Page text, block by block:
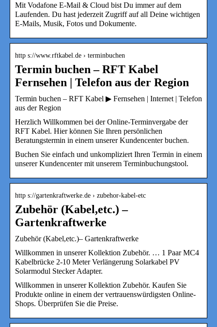
Mit Vodafone E-Mail & Cloud bist Du immer auf dem
Laufenden. Du hast jederzeit Zugriff auf all Deine wichtigen
E-Mails, Musik, Fotos und Dokumente.
http s://www.rftkabel.de › terminbuchen
Termin buchen – RFT Kabel
Fernsehen | Telefon aus der Region
Termin buchen – RFT Kabel ▶ Fernsehen | Internet | Telefon
aus der Region
Herzlich Willkommen bei der Online-Terminvergabe der
RFT Kabel. Hier können Sie Ihren persönlichen
Beratungstermin in einem unserer Kundencenter buchen.
Buchen Sie einfach und unkompliziert Ihren Termin in einem
unserer Kundencenter mit unserem Terminbuchungstool.
http s://gartenkraftwerke.de › zubehor-kabel-etc
Zubehör (Kabel,etc.) –
Gartenkraftwerke
Zubehör (Kabel,etc.)– Gartenkraftwerke
Willkommen in unserer Kollektion Zubehör. … 1 Paar MC4
Kabelbrücke 2-10 Meter Verlängerung Solarkabel PV
Solarmodul Stecker Adapter.
Willkommen in unserer Kollektion Zubehör. Kaufen Sie
Produkte online in einem der vertrauenswürdigsten Online-
Shops. Überprüfen Sie die Preise.